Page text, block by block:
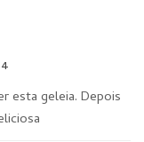
esta geleia. Depois